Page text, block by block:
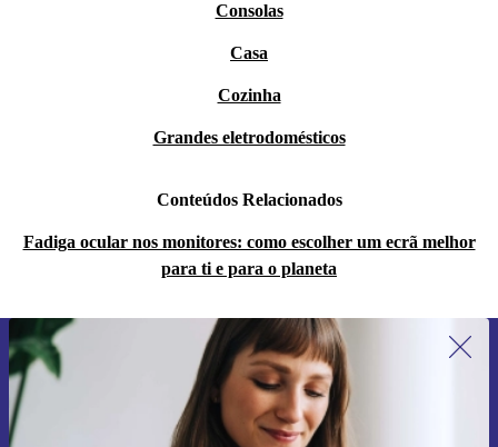
Consolas
Casa
Cozinha
Grandes eletrodomésticos
Conteúdos Relacionados
Fadiga ocular nos monitores: como escolher um ecrã melhor
para ti e para o planeta
Subscreve a nossa newsletter pela
primeira vez e poupa 15€!
Não percas mais nenhuma oferta.